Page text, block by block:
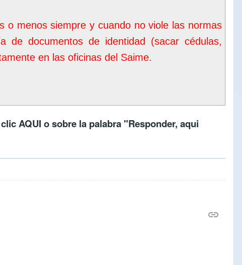
o menos siempre y cuando no viole las normas
documentos de identidad (sacar cédulas,
en las oficinas del Saime.
AQUI o sobre la palabra "Responder, aqui